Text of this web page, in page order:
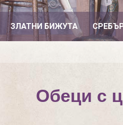
ЗЛАТНИ БИЖУТА
Обеци с